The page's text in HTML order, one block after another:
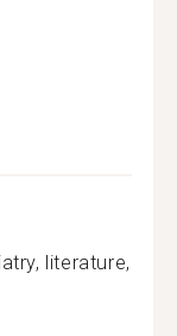
literature,